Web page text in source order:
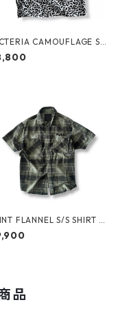
CAMOUFLAGE S/S
For KMA
FLANNEL S/S SHIRT by
品